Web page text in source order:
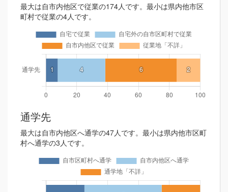
最大は自市内他区で従業の174人です。最小は県内他市区
町村で従業の4人です。
通学先
最大は自市内他区へ通学の47人です。最小は県内他市区町
村へ通学の3人です。